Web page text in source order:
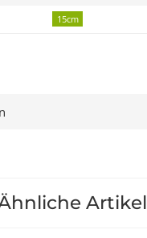
15cm
Artikel